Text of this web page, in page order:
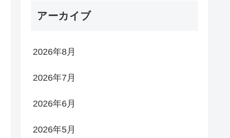
アーカイブ
2026年8月
2026年7月
2026年6月
2026年5月